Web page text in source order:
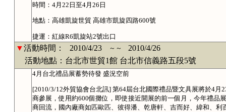
時間：4月22日至4月26日
地點：高雄凱旋世貿 高雄市凱旋四路600號
捷運：紅線R6凱旋站2號出口
▼活動時間： 2010/4/23 ～～
2010/4/26
活動地點：台北市世貿1館 台北市信義路五段5號
4月台北禮品展蓄勢待發 盛況空前
[2010/3/12外貿協會台北訊] 第64屆台北國際禮品暨文具展將於4
商參展，使用約600個攤位，即使接近開展的前一個月，今年禮品
商回流，國內廠商如匹歐匹、彼得潘、乾唐軒、吉而好、緯和、